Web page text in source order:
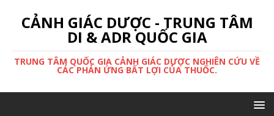
CẢNH GIÁC DƯỢC - TRUNG TÂM
DI & ADR QUỐC GIA
TRUNG TÂM QUỐC GIA CẢNH GIÁC DƯỢC NGHIÊN CỨU VỀ
CÁC PHẢN ỨNG BẤT LỢI CỦA THUỐC.